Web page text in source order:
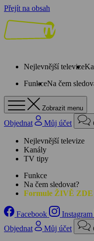
Přejít na obsah
Nejlevnější televize
FunkceNa čem
Zobrazit menu
Objednat Můj účet
Nejlevnější televize
Kanály
TV tipy
Funkce
Na čem sledovat?
Formule ŽIVĚ ZDE
Facebook Instagram
Objednat
Můj účet